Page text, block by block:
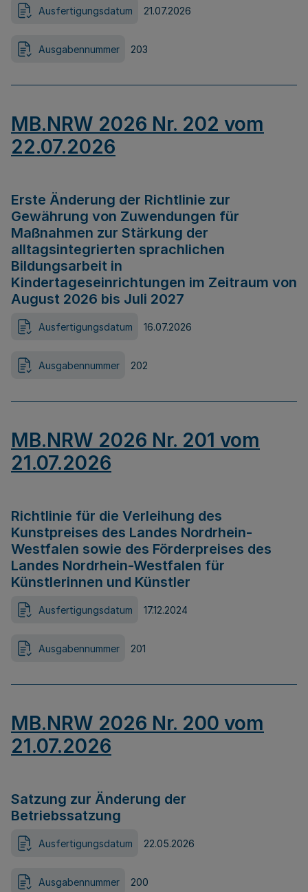
Ausfertigungsdatum 21.07.2026
Ausgabennummer 203
MB.NRW 2026 Nr. 202 vom
22.07.2026
Erste Änderung der Richtlinie zur
Gewährung von Zuwendungen für
Maßnahmen zur Stärkung der
alltagsintegrierten sprachlichen
Bildungsarbeit in
Kindertageseinrichtungen im Zeitraum von
August 2026 bis Juli 2027
Ausfertigungsdatum 16.07.2026
Ausgabennummer 202
MB.NRW 2026 Nr. 201 vom
21.07.2026
Richtlinie für die Verleihung des
Kunstpreises des Landes Nordrhein-
Westfalen sowie des Förderpreises des
Landes Nordrhein-Westfalen für
Künstlerinnen und Künstler
Ausfertigungsdatum 17.12.2024
Ausgabennummer 201
MB.NRW 2026 Nr. 200 vom
21.07.2026
Satzung zur Änderung der
Betriebssatzung
Ausfertigungsdatum 22.05.2026
Ausgabennummer 200